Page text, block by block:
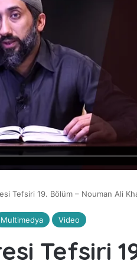
Tefsiri 19. Bölüm – Nouman Ali
Multimedya Video
Tefsiri